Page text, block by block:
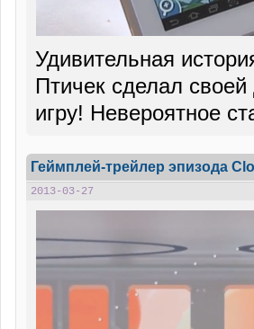
Удивительная
Птичек сделал
игру! Невероятное
Геймплей-трейлер эпизода
2013-03-27